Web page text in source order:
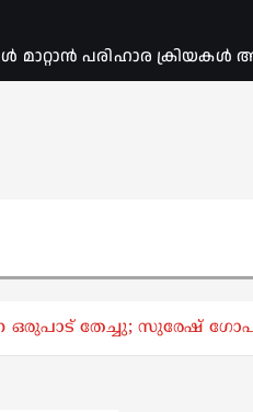
പരിഹാര ക്രിയകൾ
ഒരുപാട് തേച്ചു; സുരേഷ്